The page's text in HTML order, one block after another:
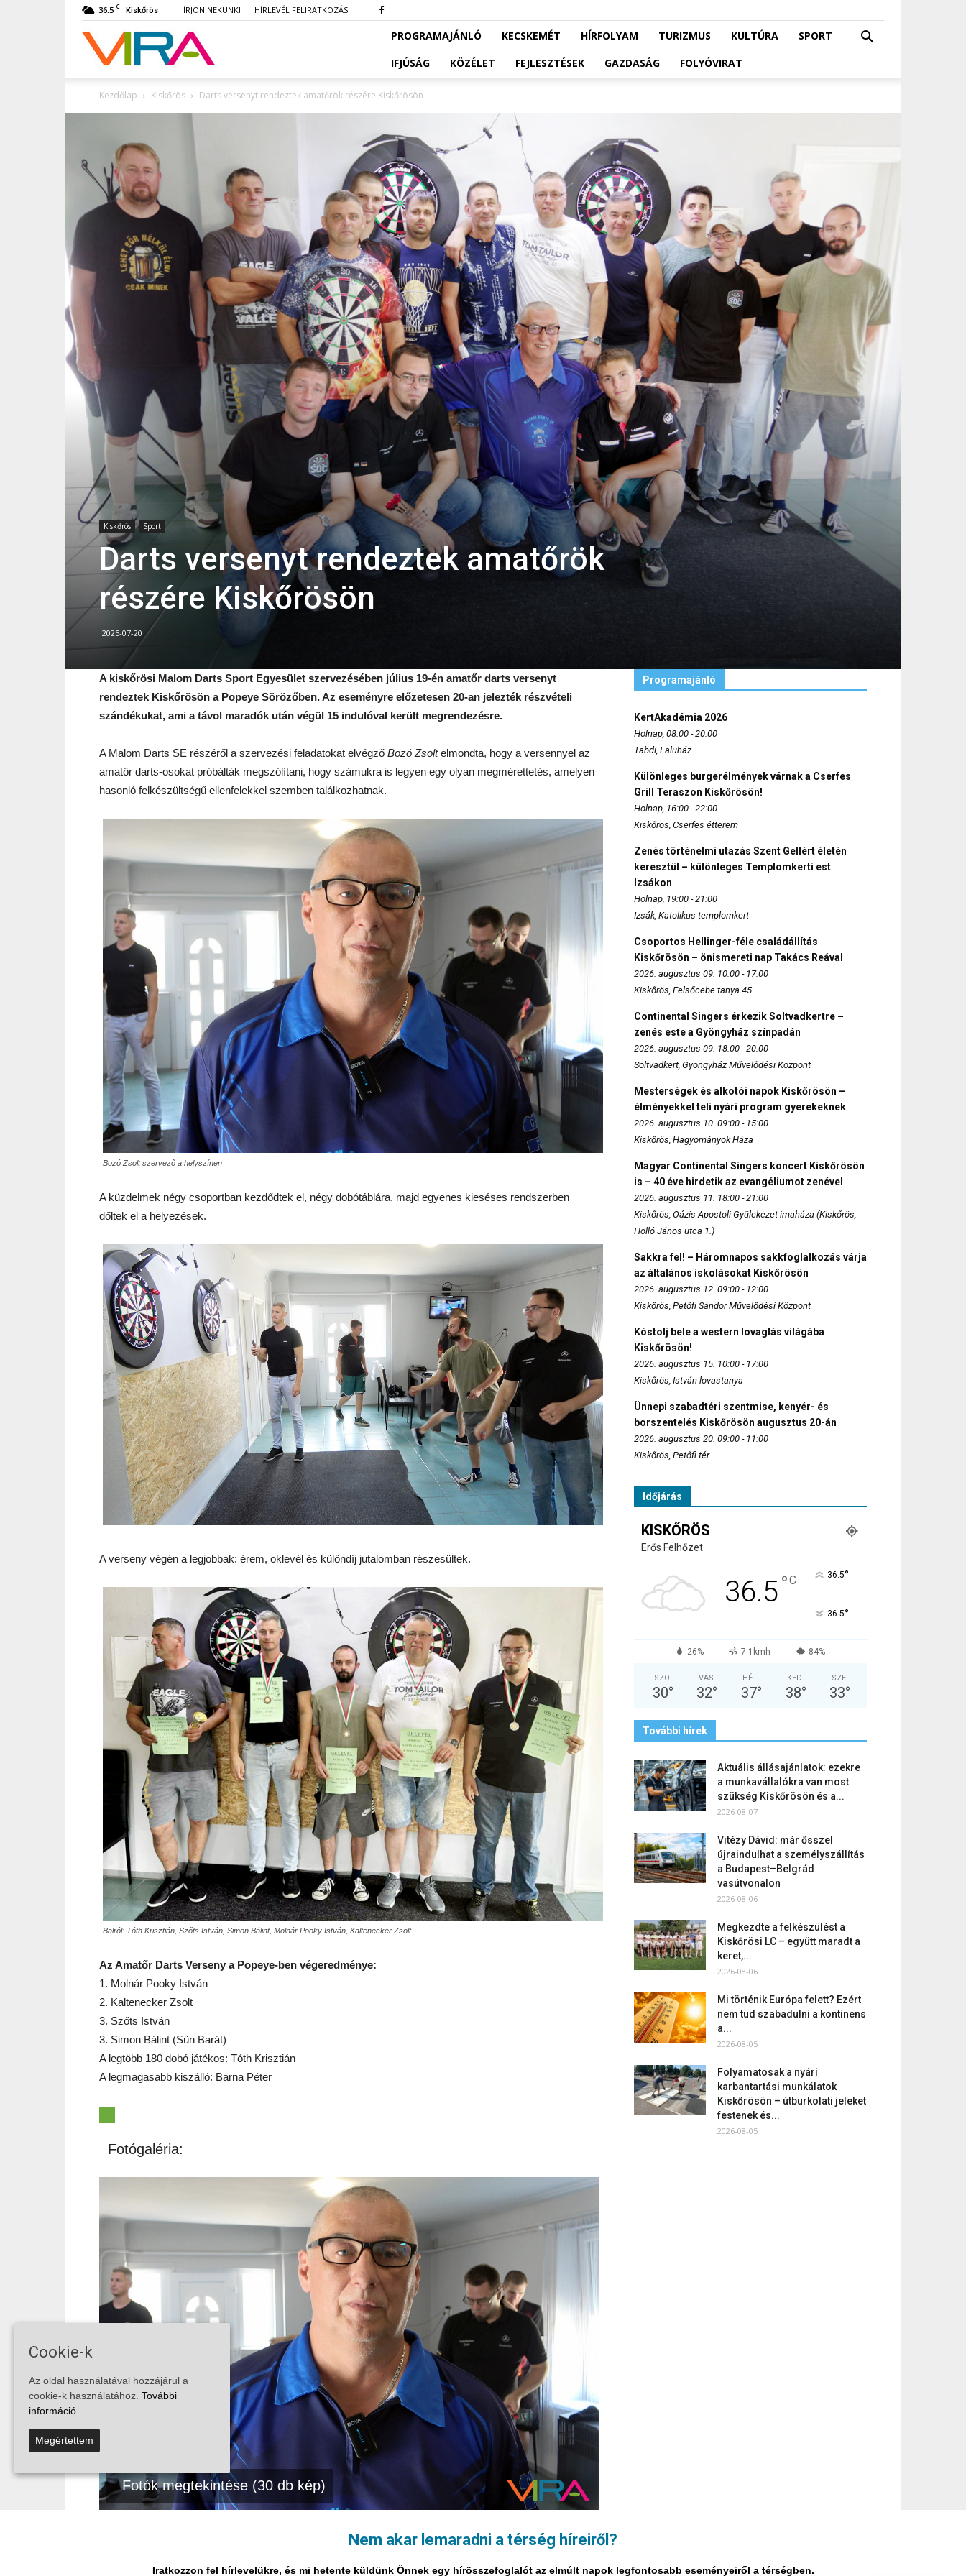
Nem akar lemaradni a térség híreiről?
Iratkozzon fel hírlevelükre, és mi hetente küldünk Önnek egy hírösszefoglalót az elmúlt napok legfontosabb eseményeiről a térségben.
36.5 C Kiskőrös ÍRJON NEKÜNK! HÍRLEVÉL FELIRATKOZÁS
VIRA PROGRAMAJÁNLÓ KECSKEMÉT HÍRFOLYAM TURIZMUS KULTÚRA
SPORT
IFJÚSÁG
KÖZÉLET FEJLESZTÉSEK GAZDASÁG FOLYÓVIRAT
Kezdőlap Kiskőrös Darts versenyt rendeztek amatőrök részére Kiskőrösön
Kiskőrös Sport
Darts versenyt rendeztek amatőrök
részére Kiskőrösön
2025-07-20
A kiskőrösi Malom Darts Sport Egyesület szervezésében július 19-én amatőr darts versenyt
rendeztek Kiskőrösön a Popeye Sörözőben. Az eseményre előzetesen 20-an jelezték részvételi
szándékukat, ami a távol maradók után végül 15 indulóval került megrendezésre.
A Malom Darts SE részéről a szervezési feladatokat elvégző Bozó Zsoltelmondta, hogy a versennyel az
amatőr darts-osokat próbálták megszólítani, hogy számukra is legyen egy olyan megmérettetés, amelyen
hasonló felkészültségű ellenfelekkel szemben találkozhatnak.
Bozó Zsolt szervező a helyszínen
A küzdelmek négy csoportban kezdődtek el, négy dobótáblára, majd egyenes kieséses rendszerben
dőltek el a helyezések.
A verseny végén a legjobbak: érem, oklevél és különdíj jutalomban részesültek.
Balról: Tóth Krisztián, Szőts István, Simon Bálint, Molnár Pooky István, Kaltenecker Zsolt
Az Amatőr Darts Verseny a Popeye-ben végeredménye:
1. Molnár Pooky István
2. Kaltenecker Zsolt
3. Szőts István
3. Simon Bálint (Sün Barát)
A legtöbb 180 dobó játékos: Tóth Krisztián
A legmagasabb kiszálló: Barna Péter
Fotógaléria:
Fotók megtekintése (30 db kép)
Programajánló
KertAkadémia 2026
Holnap, 08:00 - 20:00
Tabdi, Faluház
Különleges burgerélmények várnak a Cserfes
Grill Teraszon Kiskőrösön!
Holnap, 16:00 - 22:00
Kiskőrös, Cserfes étterem
Zenés történelmi utazás Szent Gellért életén
keresztül – különleges Templomkerti est
Izsákon
Holnap, 19:00 - 21:00
Izsák, Katolikus templomkert
Csoportos Hellinger-féle családállítás
Kiskőrösön – önismereti nap Takács Reával
2026. augusztus 09. 10:00 - 17:00
Kiskőrös, Felsőcebe tanya 45.
Continental Singers érkezik Soltvadkertre –
zenés este a Gyöngyház színpadán
2026. augusztus 09. 18:00 - 20:00
Soltvadkert, Gyöngyház Művelődési Központ
Mesterségek és alkotói napok Kiskőrösön –
élményekkel teli nyári program gyerekeknek
2026. augusztus 10. 09:00 - 15:00
Kiskőrös, Hagyományok Háza
Magyar Continental Singers koncert Kiskőrösön
is – 40 éve hirdetik az evangéliumot zenével
2026. augusztus 11. 18:00 - 21:00
Kiskőrös, Oázis Apostoli Gyülekezet imaháza (Kiskőrös,
Holló János utca 1.)
Sakkra fel! – Háromnapos sakkfoglalkozás várja
az általános iskolásokat Kiskőrösön
2026. augusztus 12. 09:00 - 12:00
Kiskőrös, Petőfi Sándor Művelődési Központ
Kóstolj bele a western lovaglás világába
Kiskőrösön!
2026. augusztus 15. 10:00 - 17:00
Kiskőrös, István lovastanya
Ünnepi szabadtéri szentmise, kenyér- és
borszentelés Kiskőrösön augusztus 20-án
2026. augusztus 20. 09:00 - 11:00
Kiskőrös, Petőfi tér
Időjárás
KISKŐRÖS
Erős Felhőzet
36.5°C 36.5°
36.5°
26% 7.1kmh 84%
SZO
30°
VAS
32°
HÉT
37°
KED
38°
SZE
33°
További hírek
Aktuális állásajánlatok: ezekre
a munkavállalókra van most
szükség Kiskőrösön és a...
2026-08-07
Vitézy Dávid: már ősszel
újraindulhat a személyszállítás
a Budapest–Belgrád
vasútvonalon
2026-08-06
Megkezdte a felkészülést a
Kiskőrösi LC – együtt maradt a
keret,...
2026-08-06
Mi történik Európa felett? Ezért
nem tud szabadulni a kontinens
a...
2026-08-05
Folyamatosak a nyári
karbantartási munkálatok
Kiskőrösön – útburkolati jeleket
festenek és...
2026-08-05
Cookie-k
Az oldal használatával hozzájárul a
cookie-k használatához. További
információ
Megértettem